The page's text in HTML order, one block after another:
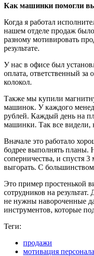
Как машинки помогли
Когда я работал
нашем отделе продаж
разному мотивировать
результате.
У нас в офисе был
оплата, ответственный
колокол.
Также мы купили
машинок. У каждого
рублей. Каждый день на
машинки. Так все видели,
Вначале это работало
бодрее выполнять планы.
соперничества, и спустя
выгорать. С
Это пример простенькой
сотрудников на
не нужны навороченные
инструментов, которые
Теги:
продажи
мотивация персонала